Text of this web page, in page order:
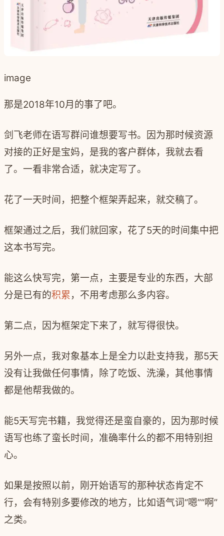
image
那是2018年10月的事了吧。
剑飞老师在语写群问谁想要写书。因为那时候资源
对接的正好是宝妈，是我的客户群体，‍‍我就去看
了。一看非常合适，就决定写了。
花了一天时间，把整个框架弄起来，‍‍就交稿了。
框架通过之后，‍‍我们就回家，花了5天的时间集中把
这本书写完。
能这么快写完，第一点，主要是‍‍专业的东西，‍‍大部
分是已有的积累 ，不用考虑那么多内容。
第二点，因为框架定下来了，就写得很快。
另外一点，我对象基本上是全力以赴支持我，那5天
没有让我做任何事情，‍‍除了吃饭、洗澡，其他事情
都是他帮我做的。
能5天写完书籍，我觉得还是蛮自豪的，‍‍因为那时候
语写也练了蛮长时间，‍‍准确率什么的都不用特别担
心。
如果是按照以前，刚开始语写的那种状态肯定不
行，会有特别多要修改的地方，‍‍比如语气词“嗯”“啊”
之类。